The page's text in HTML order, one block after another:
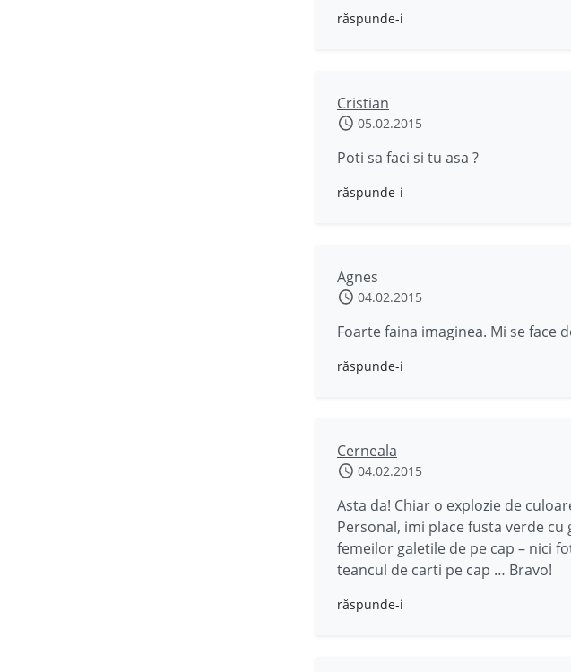
răspunde-i
Cristian
05.02.2015
Poti sa faci si tu asa ?
răspunde-i
Agnes
04.02.2015
Foarte faina imaginea. Mi se face
răspunde-i
Cerneala
04.02.2015
Asta da! Chiar o explozie de
Personal, imi place fusta verde
femeilor galetile de pe cap – nici
teancul de carti pe cap … Bravo!
răspunde-i